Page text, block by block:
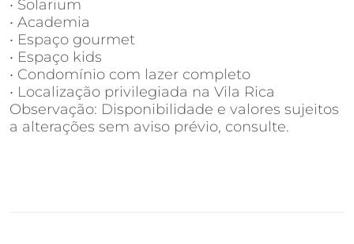
• Solarium
• Academia
• Espaço gourmet
• Espaço kids
• Condomínio com lazer completo
• Localização privilegiada na Vila Rica
Observação: Disponibilidade e valores sujeitos
a alterações sem aviso prévio, consulte.